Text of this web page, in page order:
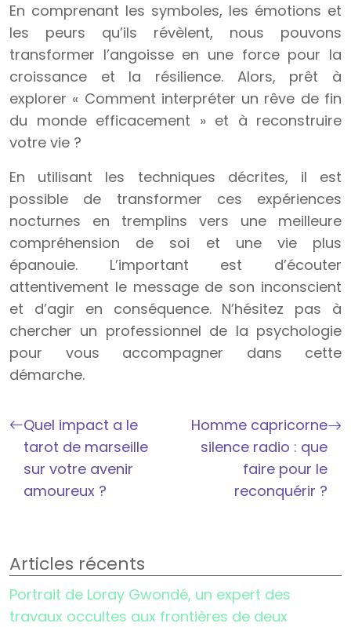
En comprenant les symboles, les émotions et
les peurs qu’ils révèlent, nous pouvons
transformer l’angoisse en une force pour la
croissance et la résilience. Alors, prêt à
explorer « Comment interpréter un rêve de fin
du monde efficacement » et à reconstruire
votre vie ?
En utilisant les techniques décrites, il est
possible de transformer ces expériences
nocturnes en tremplins vers une meilleure
compréhension de soi et une vie plus
épanouie. L’important est d’écouter
attentivement le message de son inconscient
et d’agir en conséquence. N’hésitez pas à
chercher un professionnel de la psychologie
pour vous accompagner dans cette
démarche.
Quel impact a le
tarot de marseille
sur votre avenir
amoureux ?
Homme capricorne
silence radio : que
faire pour le
reconquérir ?
Articles récents
Portrait de Loray Gwondé, un expert des
travaux occultes aux frontières de deux